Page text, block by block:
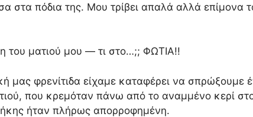
στα πόδια της. Μου τρίβει απαλά αλλά επίμονα
του ματιού μου — τι στο…;; ΦΩΤΙΑ!!
μας φρενίτιδα είχαμε καταφέρει να σπρώξουμε
που κρεμόταν πάνω από το αναμμένο κερί
ήταν πλήρως απορροφημένη.